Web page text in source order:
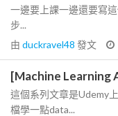
一邊要上課一邊還要寫
步...
由 duckravel48 發文
[Machine Learning
這個系列文章是Udemy
檔學一點data...